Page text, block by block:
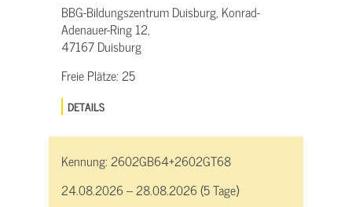
BBG-Bildungszentrum Duisburg, Konrad-
Adenauer-Ring 12,
47167 Duisburg
Freie Plätze:25
DETAILS
Kennung:2602GB64+2602GT68
24.08.2026 – 28.08.2026 (5 Tage)